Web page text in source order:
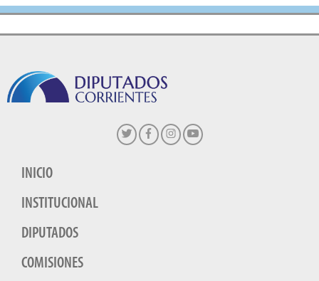
INICIO
INSTITUCIONAL
DIPUTADOS
COMISIONES